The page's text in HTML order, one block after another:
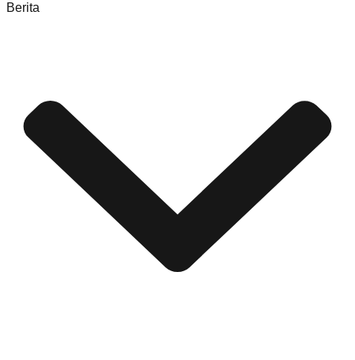
Berita